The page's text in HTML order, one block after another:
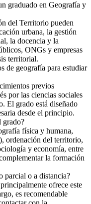
graduado en Geografía y
del Territorio pueden
urbana, la gestión
la docencia y la
ONGs y empresas
territorial.
de geografía para estudiar
previos
por las ciencias sociales
El grado está diseñado
desde el principio.
grado?
física y humana,
ordenación del territorio,
y economía, entre
la formación
parcial o a distancia?
ofrece este
es recomendable